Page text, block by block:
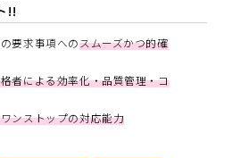
!!
要求事項へのスムーズかつ的確
者による効率化・品質管理・コ
ンストップの対応能力